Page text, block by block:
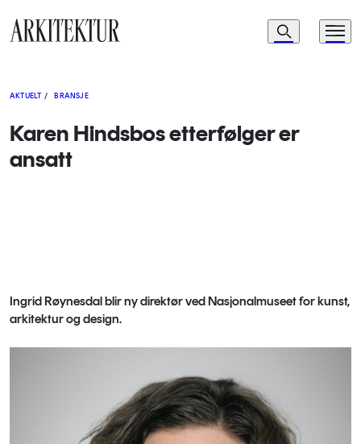
Navigasjon
Søk Meny
AKTUELT / BRANSJE
Karen Hindsbos etterfølger er
ansatt
Ingrid Røynesdal blir ny direktør ved Nasjonalmuseet for kunst,
arkitektur og design.